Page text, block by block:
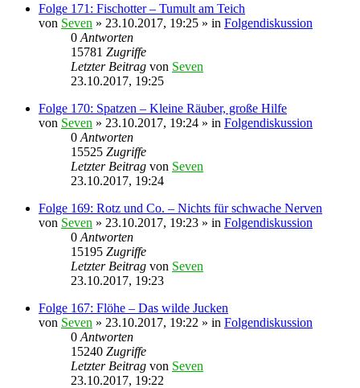
Folge 171: Fischotter – Tumult am Teich
von Seven » 23.10.2017, 19:25 » in Folgendiskussion
0 Antworten
15781 Zugriffe
Letzter Beitrag von Seven
23.10.2017, 19:25
Folge 170: Spatzen – Kleine Räuber, große Hilfe
von Seven » 23.10.2017, 19:24 » in Folgendiskussion
0 Antworten
15525 Zugriffe
Letzter Beitrag von Seven
23.10.2017, 19:24
Folge 169: Rotz und Co. – Nichts für schwache Nerven
von Seven » 23.10.2017, 19:23 » in Folgendiskussion
0 Antworten
15195 Zugriffe
Letzter Beitrag von Seven
23.10.2017, 19:23
Folge 167: Flöhe – Das wilde Jucken
von Seven » 23.10.2017, 19:22 » in Folgendiskussion
0 Antworten
15240 Zugriffe
Letzter Beitrag von Seven
23.10.2017, 19:22